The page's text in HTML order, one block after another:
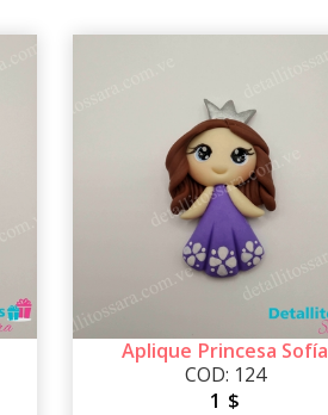
Aplique Princesa Sofía
COD: 124
1 $